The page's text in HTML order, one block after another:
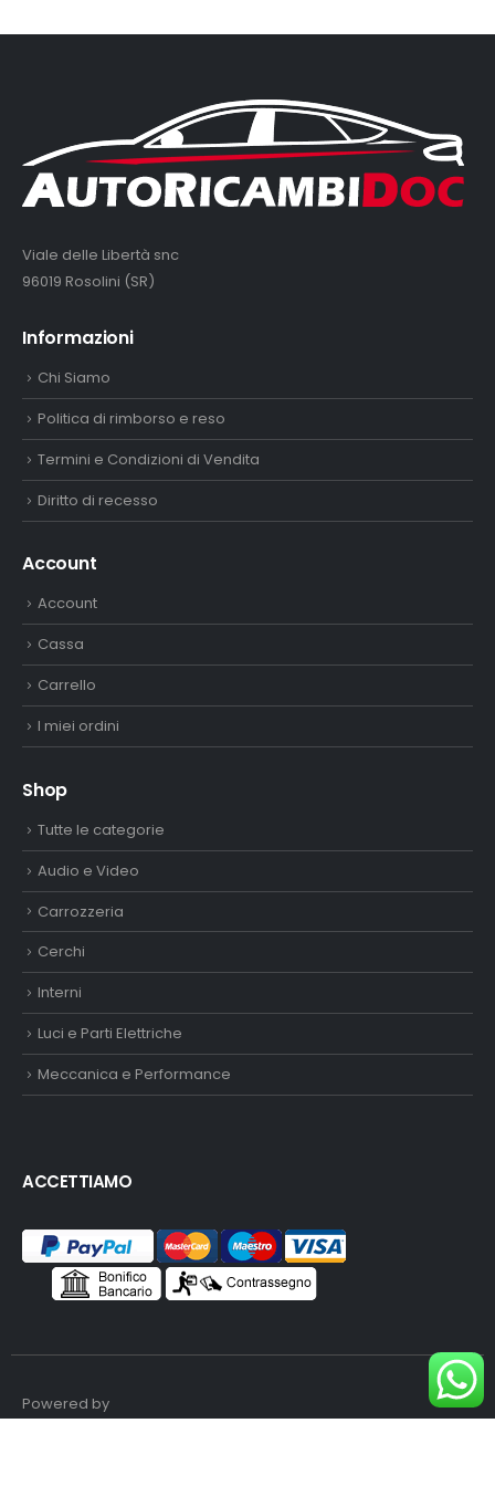
Viale delle Libertà snc
96019 Rosolini (SR)
Informazioni
Chi Siamo
Politica di rimborso e reso
Termini e Condizioni di Vendita
Diritto di recesso
Account
Account
Cassa
Carrello
I miei ordini
Shop
Tutte le categorie
Audio e Video
Carrozzeria
Cerchi
Interni
Luci e Parti Elettriche
Meccanica e Performance
ACCETTIAMO
Powered by